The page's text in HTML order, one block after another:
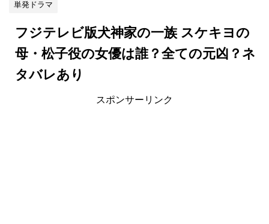
単発ドラマ
フジテレビ版犬神家の一族 スケキヨの
母・松子役の女優は誰？全ての元凶？ネ
タバレあり
スポンサーリンク